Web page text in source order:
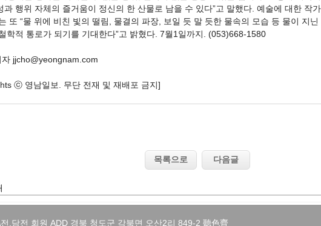
과 행위 자체의 즐거움이 정신의 한 산물로 남을 수 있다”고 말했다. 예술에 대한 작
또 “물 위에 비친 빛의 떨림, 물결의 파장, 보일 듯 말 듯한 물속의 모습 등 물이 지
학적 통로가 되기를 기대한다”고 밝혔다. 7월1일까지. (053)668-1580
자 jjcho@yeongnam.com
ⓒ 영남일보. 무단 전재 및 재배포 금지]
,담전 회원 ADD 경북 청도군 각북면 오산2리 849-2 聽色齊